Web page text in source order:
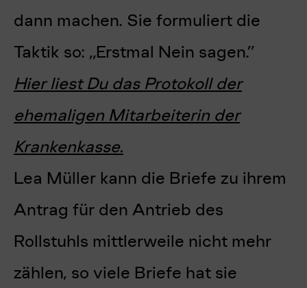
dann machen. Sie formuliert die
Taktik so: „Erstmal Nein sagen.”
Hierliest Du das Protokoll der
ehemaligen Mitarbeiterin der
Krankenkasse.
Lea Müller kann die Briefe zu ihrem
Antrag für den Antrieb des
Rollstuhls mittlerweile nicht mehr
zählen, so viele Briefe hat sie